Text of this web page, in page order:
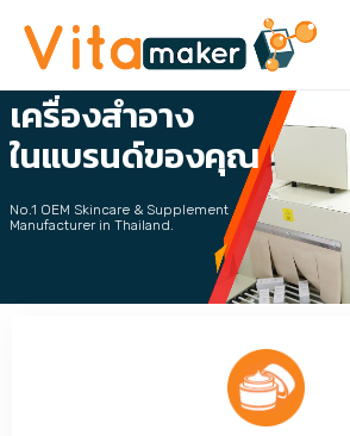
รับผลิต
เครื่องสำอาง
ในแบรนด์ของคุณ
No.1 OEM Skincare & Supplement
Manufacturer in Thailand.
คลิกที่นี่ เพื่อขอรับ Price